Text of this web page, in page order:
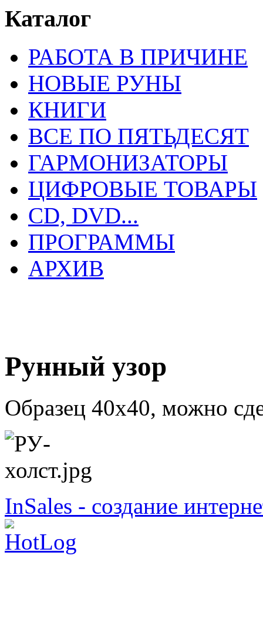
Каталог
РАБОТА В ПРИЧИНЕ
НОВЫЕ РУНЫ
КНИГИ
ВСЕ ПО ПЯТЬДЕСЯТ
ГАРМОНИЗАТОРЫ
ЦИФРОВЫЕ ТОВАРЫ
CD, DVD...
ПРОГРАММЫ
АРХИВ
Рунный узор
Образец 40х40, можно
InSales - создание